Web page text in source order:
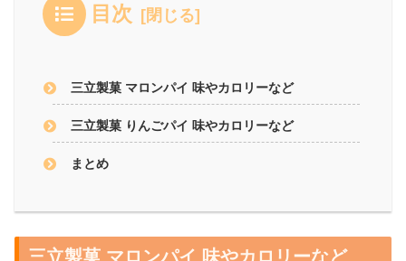
目次
三立製菓 マロンパイ 味やカロリーなど
三立製菓 りんごパイ 味やカロリーなど
まとめ
三立製菓 マロンパイ 味やカロリーなど